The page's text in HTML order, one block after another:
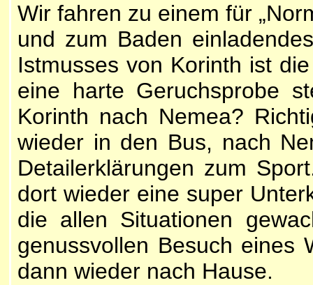
Wir fahren zu einem für
und zum Baden
Istmusses von Korinth ist
eine harte Geruchsprobe
Korinth nach Nemea?
wieder in den Bus, nach
Detailerklärungen zum
dort wieder eine super
die allen Situationen
genussvollen Besuch eines
dann wieder nach Hause.